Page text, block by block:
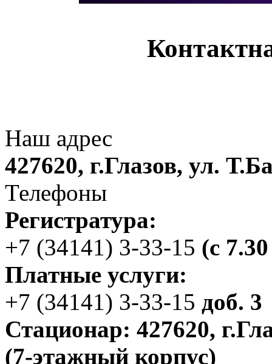
Наш адрес
427620, г.Глазов, ул.
Телефоны
Регистратура:
+7 (34141) 3-33-15 (с
Платные услуги:
+7 (34141) 3-33-15 доб. 3
Стационар: 427620,
(7-этажный корпус)